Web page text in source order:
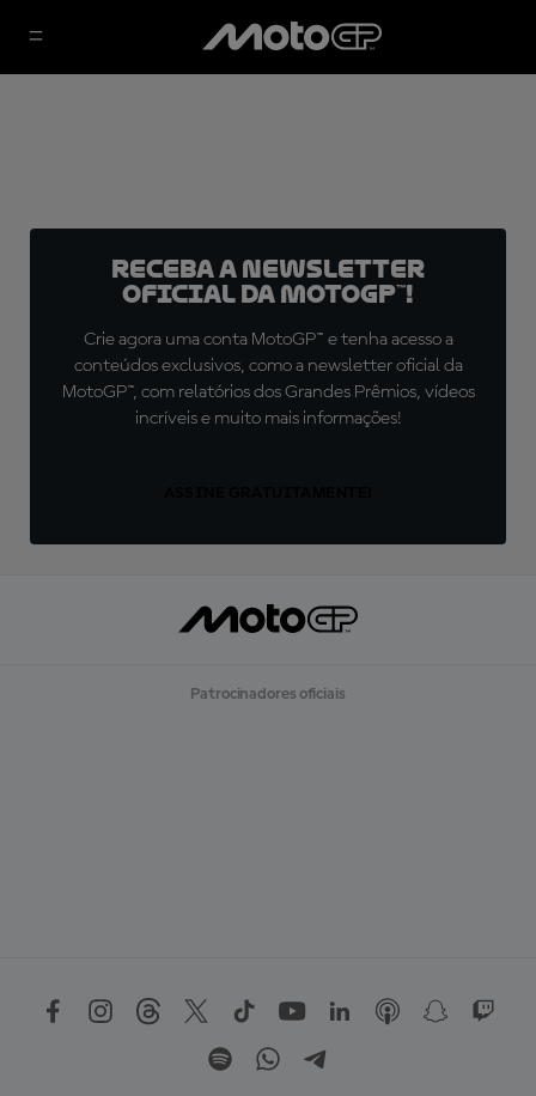
Receba a newsletter
oficial da MotoGP™!
Crie agora uma conta MotoGP™ e tenha acesso a
conteúdos exclusivos, como a newsletter oficial da
MotoGP™, com relatórios dos Grandes Prêmios, vídeos
incríveis e muito mais informações!
Patrocinadores oficiais